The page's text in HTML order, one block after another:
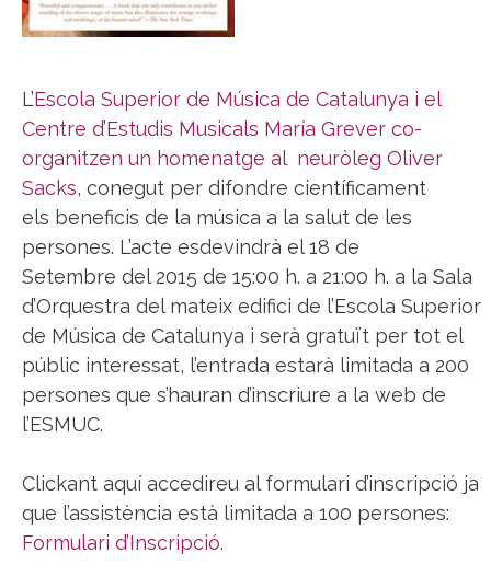
L’Escola Superior de Música de Catalunya i el
Centre d’Estudis Musicals María Grever co-
organitzen un homenatge al neuròleg Oliver
Sacks, conegut per difondre científicament
els beneficis de la música a la salut de les
persones. L’acte esdevindrà el 18 de
Setembre del 2015 de 15:00 h. a 21:00 h. a la Sala
d’Orquestra del mateix edifici de l’Escola Superior
de Música de Catalunya i serà gratuït per tot el
públic interessat, l’entrada estarà limitada a 200
persones que s’hauran d’inscriure a la web de
l’ESMUC.
Clickant aquí accedireu al formulari d’inscripció ja
que l’assistència està limitada a 100 persones:
Formulari d’Inscripció.